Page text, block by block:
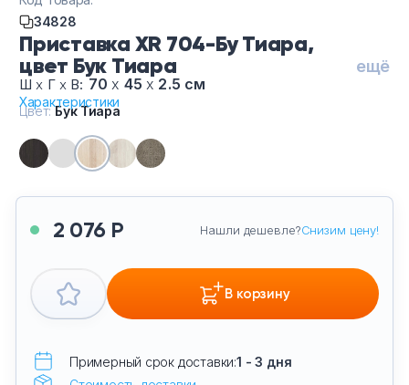
Приставка XR 704-Бу Тиара,
цвет Бук Тиара
ещё
Шх Г х В: 70х 45х 2.5 см
Характеристики
34828
2 076 Р Нашли дешевле?Снизим цену!
В корзину
Примерный срок доставки:1 - 3 дня
Цвет:Бук Тиара
Офисные шкафы
Офисные диваны
Сейфы и металлическая мебель